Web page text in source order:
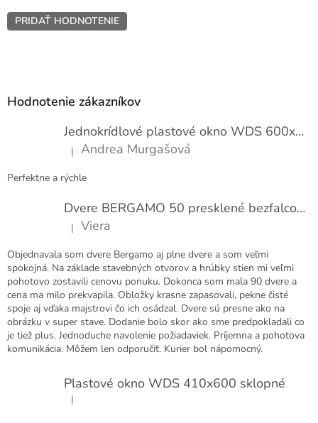
PRIDAŤ HODNOTENIE
Hodnotenie zákazníkov
Jednokrídlové plastové okno WDS 600x1000
Hodnotenie produktu je 5 z 5 hviezdičiek.
| Andrea Murgašová
Perfektne a rýchle
Dvere BERGAMO 50 presklené bezfalcové EXTRA
Hodnotenie produktu je 5 z 5 hviezdičiek.
| Viera
Objednavala som dvere Bergamo aj plne dvere a som veľmi
spokojná. Na základe stavebných otvorov a hrúbky stien mi veľmi
pohotovo zostavili cenovu ponuku. Dokonca som mala 90 dvere a
cena ma milo prekvapila. Obložky krasne zapasovali, pekne čisté
spoje aj vďaka majstrovi čo ich osádzal. Dvere sú presne ako na
obrázku v super stave. Dodanie bolo skor ako sme predpokladali co
je tiež plus. Jednoduche navolenie požiadaviek. Príjemna a pohotova
komunikácia. Môžem len odporučiť. Kurier bol nápomocný.
Plastové okno WDS 410x600 sklopné
Hodnotenie produktu je 5 z 5 hviezdičiek.
|